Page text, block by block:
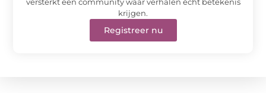
krijgen.
Registreer nu